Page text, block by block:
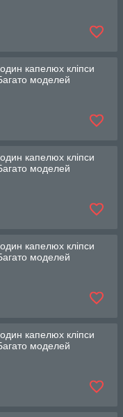
капелюх кліпси
моделей
капелюх кліпси
моделей
капелюх кліпси
моделей
капелюх кліпси
моделей